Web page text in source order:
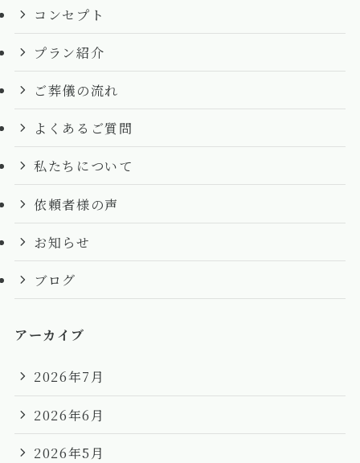
コンセプト
プラン紹介
ご葬儀の流れ
よくあるご質問
私たちについて
依頼者様の声
お知らせ
ブログ
アーカイブ
2026年7月
2026年6月
2026年5月